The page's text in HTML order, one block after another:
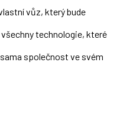
vůz, který bude
technologie, které
společnost ve svém